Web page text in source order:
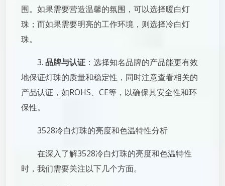
围。如果需要营造温馨的氛围，可以选择暖白灯
珠；而如果需要明亮的工作环境，则选择冷白灯
珠。
3. 品牌与认证 ：选择知名品牌的产品能更有效
地保证灯珠的质量和稳定性，同时注意查看相关的
产品认证，如ROHS、CE等，以确保其安全性和环
保性。
3528冷白灯珠的亮度和色温特性分析
在深入了解3528冷白灯珠的亮度和色温特性
时，我们需要关注以下几个方面。